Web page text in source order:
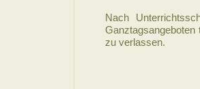
Nach
Ganztagsangeboten
zu verlassen.